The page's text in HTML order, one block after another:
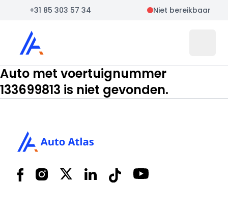
+31 85 303 57 34 Niet bereikbaar
Auto Atlas
Auto met voertuignummer
133699813 is niet gevonden.
FacebookInstagram
X LinkedInTiktok YouTube